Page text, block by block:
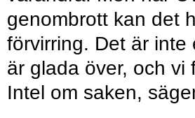
genombrott kan det
förvirring. Det är inte
är glada över, och vi
Intel om saken,